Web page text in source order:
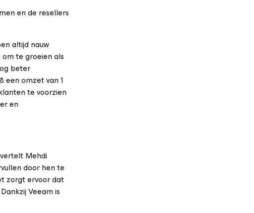
en de resellers
altijd nauw
te groeien als
beter
een omzet van 1
te voorzien
en
Mehdi
door hen te
zorgt ervoor dat
Veeam is